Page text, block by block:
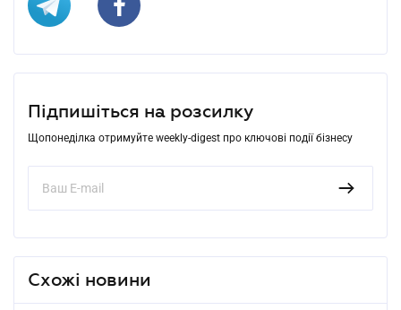
Підпишіться на розсилку
Щопонеділка отримуйте weekly-digest про ключові події бізнесу
Схожі новини